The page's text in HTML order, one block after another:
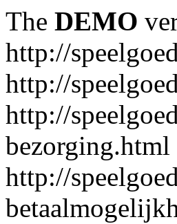
The DEMO
http://
http://
http://
bezorging.html
http://